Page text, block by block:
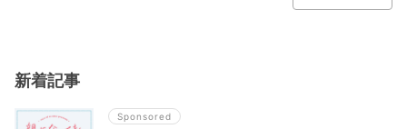
新着記事
Sponsored